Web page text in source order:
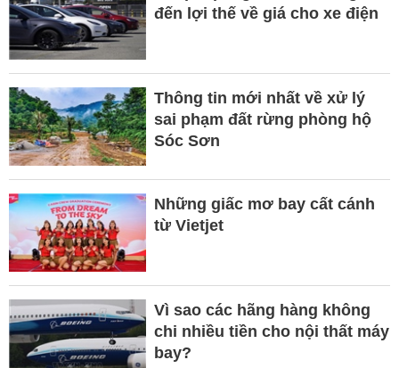
đến lợi thế về giá cho xe điện
Thông tin mới nhất về xử lý
sai phạm đất rừng phòng hộ
Sóc Sơn
Những giấc mơ bay cất cánh
từ Vietjet
Vì sao các hãng hàng không
chi nhiều tiền cho nội thất máy
bay?